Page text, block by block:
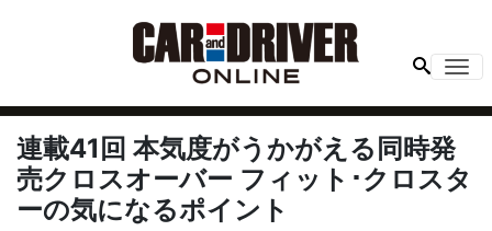
連載41回 本気度がうかがえる同時発
売クロスオーバー フィット･クロスタ
ーの気になるポイント